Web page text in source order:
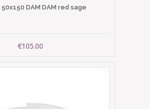
50x150 DAM DAM red sage
€105.00